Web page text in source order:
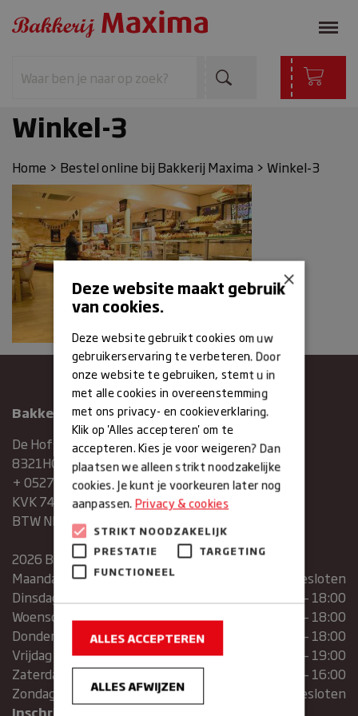
Winkel-3
Home > Bestel online bij Bakkerij Maxima > Winkel-3
Bakkerij Maxima
De Hofstee 1
8321HG Urk
+ 0527683454
KVK 74286293
BTW NR. NL859839151B01
2026 Bakkerij Maxima
Maandag
gesloten
Dinsdag
07:30 – 13:00 | 14:00 – 18:00
Woensdag
07:30 – 13:00 | 14:00 – 18:00
Donderdag
07:30 – 13:00 | 14:00 – 18:00
Vrijdag
07:00 – 19:00
Zaterdag
07:00 – 16:00
Zondag
Gesloten
Inschrijven voor de nieuwsbrief
×
Deze website maakt gebruik
van cookies.
Deze website gebruikt cookies om uw
gebruikerservaring te verbeteren. Door
onze website te gebruiken, stemt u in
met alle cookies in overeenstemming
met ons privacy- en cookieverklaring.
Klik op 'Alles accepteren' om te
accepteren. Kies je voor weigeren? Dan
plaatsen we alleen strikt noodzakelijke
cookies. Je kunt je voorkeuren later nog
aanpassen.Privacy & cookies
STRIKT NOODZAKELIJK
PRESTATIE
TARGETING
FUNCTIONEEL
ALLES ACCEPTEREN
ALLES AFWIJZEN